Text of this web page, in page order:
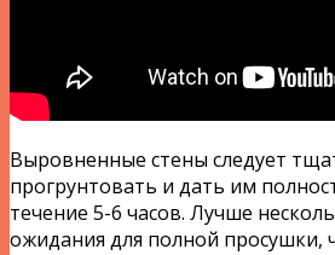
Выровненные стены следует
прогрунтовать и дать им
течение 5-6 часов. Лучше
ожидания для полной просушки,